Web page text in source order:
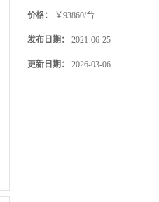
价格： ￥93860/台
发布日期： 2021-06-25
更新日期： 2026-03-06